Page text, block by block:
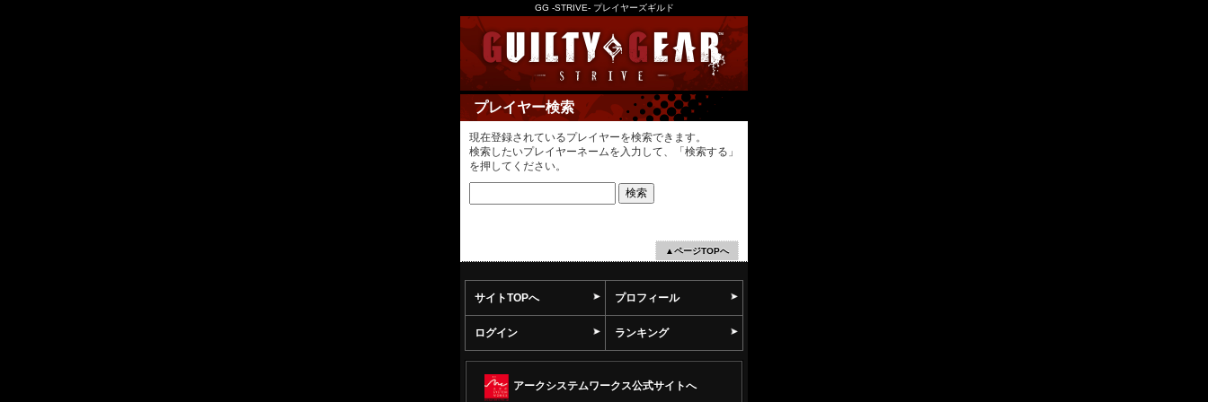
GG -STRIVE- プレイヤーズギルド
プレイヤー検索
現在登録されているプレイヤーを検索できます。
検索したいプレイヤーネームを入力して、「検索する」
を押してください。
▲ページTOPへ
サイトTOPへ プロフィール
ログイン ランキング
アークシステムワークス公式サイトへ